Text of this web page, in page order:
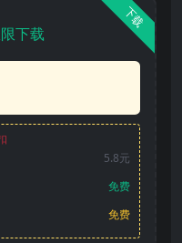
下载
下载
5.8元
免费
免费